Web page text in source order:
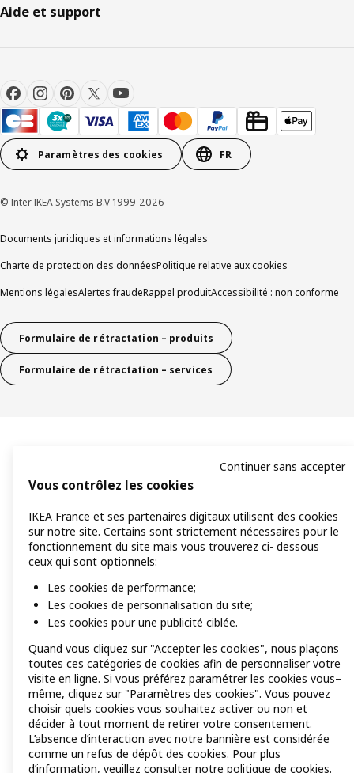
Aide et support
Paramètres des cookies FR
© Inter IKEA Systems B.V 1999-2026
Documents juridiques et informations légales
Charte de protection des donnéesPolitique relative aux cookies
Mentions légalesAlertes fraudeRappel produitAccessibilité : non conforme
Formulaire de rétractation – produits
Formulaire de rétractation – services
Vous contrôlez les cookies
IKEA France et ses partenaires digitaux utilisent des cookies
sur notre site. Certains sont strictement nécessaires pour le
fonctionnement du site mais vous trouverez ci- dessous
ceux qui sont optionnels:
Les cookies de performance;
Les cookies de personnalisation du site;
Les cookies pour une publicité ciblée.
Quand vous cliquez sur "Accepter les cookies", nous plaçons
toutes ces catégories de cookies afin de personnaliser votre
visite en ligne. Si vous préférez paramétrer les cookies vous–
même, cliquez sur "Paramètres des cookies". Vous pouvez
choisir quels cookies vous souhaitez activer ou non et
décider à tout moment de retirer votre consentement.
L’absence d’interaction avec notre bannière est considérée
comme un refus de dépôt des cookies. Pour plus
d’information, veuillez consulter notre politique de cookies.
Continuer sans accepter